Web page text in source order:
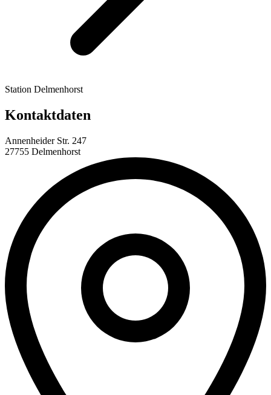
Station Delmenhorst
Kontaktdaten
Annenheider Str. 247
27755 Delmenhorst